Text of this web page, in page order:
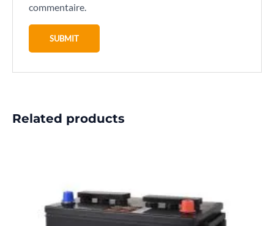
commentaire.
Related products